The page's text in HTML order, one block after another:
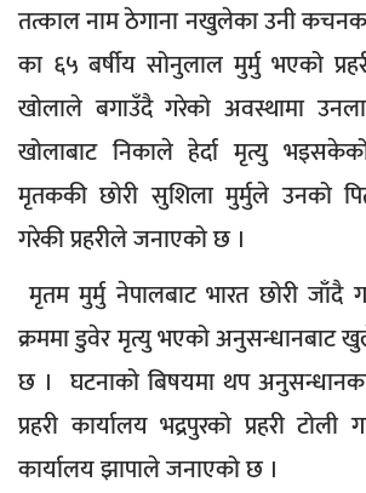
तत्काल नाम ठेगाना नखुलेका उनी
का ६५ बर्षीय सोनुलाल मुर्मु भएको
खोलाले बगाउँदै गरेको अवस्थामा
खोलाबाट निकाले हेर्दा मृत्यु
मृतककी छोरी सुशिला मुर्मुले उनको
गरेकी प्रहरीले जनाएको छ ।
मृतम मुर्मु नेपालबाट भारत छोरी जाँदै
क्रममा डुवेर मृत्यु भएको अनुसन्धानबाट
छ । घटनाको बिषयमा थप
प्रहरी कार्यालय भद्रपुरको प्रहरी टोली
कार्यालय झापाले जनाएको छ ।